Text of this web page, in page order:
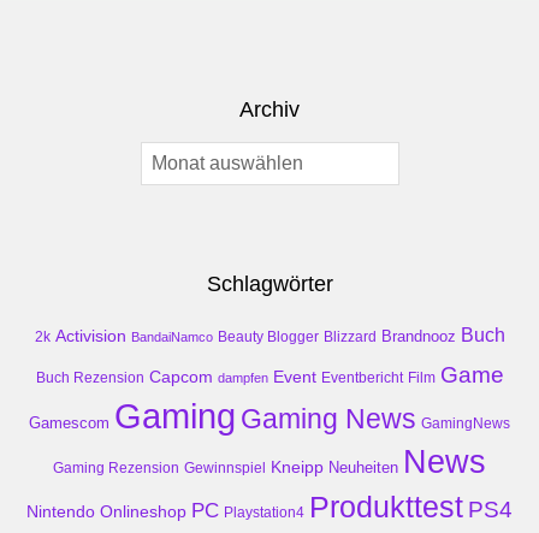
Archiv
Archiv
Schlagwörter
2k Activision BandaiNamco Beauty Blogger Blizzard Brandnooz Buch
Buch Rezension Capcom dampfen Event Eventbericht Film Game
Gamescom Gaming Gaming News GamingNews
Gaming Rezension Gewinnspiel Kneipp Neuheiten News
Nintendo Onlineshop PC Playstation4 Produkttest PS4